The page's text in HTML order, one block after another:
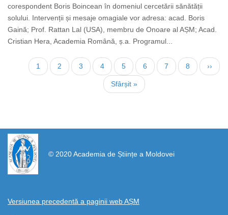
corespondent Boris Boincean în domeniul cercetării sănătății
solului. Intervenții și mesaje omagiale vor adresa: acad. Boris
Gaină; Prof. Rattan Lal (USA), membru de Onoare al AȘM; Acad.
Cristian Hera, Academia Română, ș.a. Programul...
Нумерация
страниц
Текущая
страница
1 Страница
2 Страница
3 Страница
4 Страница
5 Страница
6 Страница
7 Страница
8 ››
Последняя
страница
Sfârșit »
© 2020 Academia de Științe a Moldovei
Versiunea precedentă a paginii web AȘM
https://propletenie.ru/